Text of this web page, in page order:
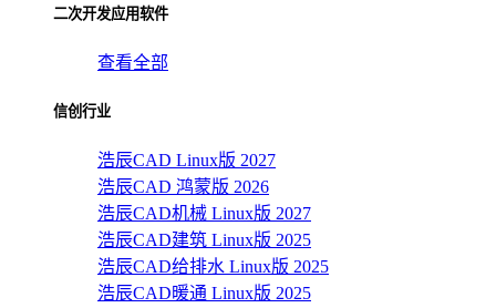
二次开发应用软件
查看全部
信创行业
浩辰CAD Linux版 2027
浩辰CAD 鸿蒙版 2026
浩辰CAD机械 Linux版 2027
浩辰CAD建筑 Linux版 2025
浩辰CAD给排水 Linux版 2025
浩辰CAD暖通 Linux版 2025